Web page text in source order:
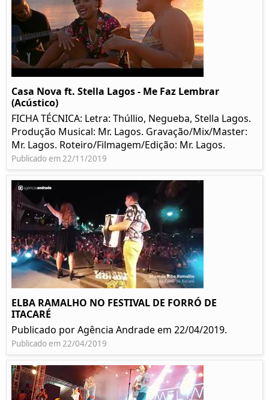
Casa Nova ft. Stella Lagos - Me Faz Lembrar
(Acústico)
FICHA TÉCNICA: Letra: Thúllio, Negueba, Stella Lagos.
Produção Musical: Mr. Lagos. Gravação/Mix/Master:
Mr. Lagos. Roteiro/Filmagem/Edição: Mr. Lagos.
Publicado em 22/11/2019
ELBA RAMALHO NO FESTIVAL DE FORRÓ DE
ITACARÉ
Publicado por Agência Andrade em 22/04/2019.
Publicado em 22/04/2019